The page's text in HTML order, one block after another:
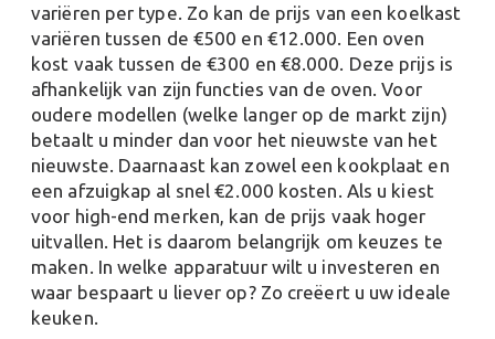
variëren per type. Zo kan de prijs van een koelkast
variëren tussen de €500 en €12.000. Een oven
kost vaak tussen de €300 en €8.000. Deze prijs is
afhankelijk van zijn functies van de oven. Voor
oudere modellen (welke langer op de markt zijn)
betaalt u minder dan voor het nieuwste van het
nieuwste. Daarnaast kan zowel een kookplaat en
een afzuigkap al snel €2.000 kosten. Als u kiest
voor high-end merken, kan de prijs vaak hoger
uitvallen. Het is daarom belangrijk om keuzes te
maken. In welke apparatuur wilt u investeren en
waar bespaart u liever op? Zo creëert u uw ideale
keuken.